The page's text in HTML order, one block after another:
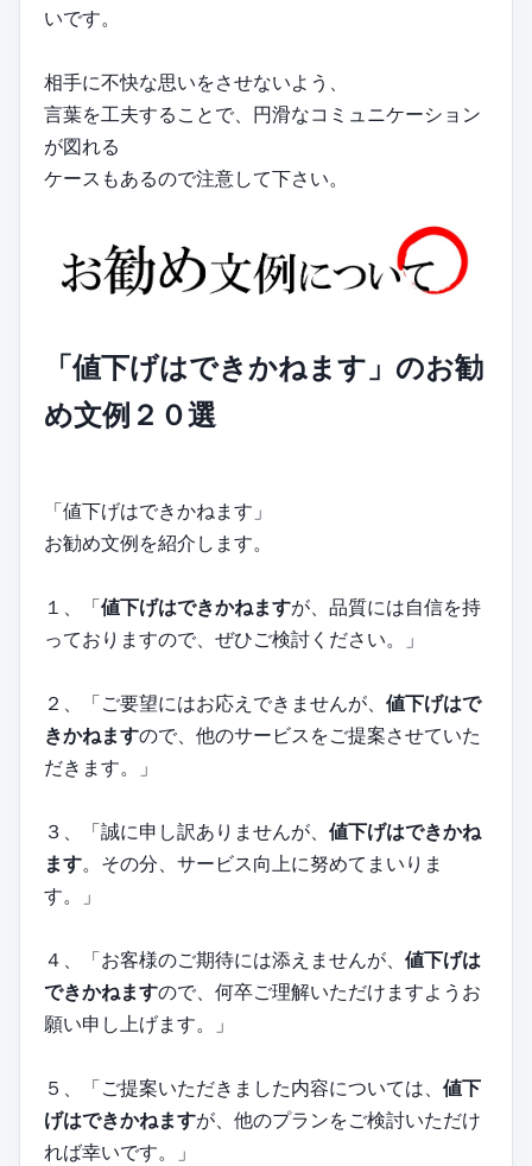
いです。
相手に不快な思いをさせないよう、
言葉を工夫することで、円滑なコミュニケーション
が図れる
ケースもあるので注意して下さい。
「値下げはできかねます」のお勧
め文例２０選
「値下げはできかねます」
お勧め文例を紹介します。
１、「値下げはできかねますが、品質には自信を持
っておりますので、ぜひご検討ください。」
２、「ご要望にはお応えできませんが、 値下げはで
きかねますので、他のサービスをご提案させていた
だきます。」
３、「誠に申し訳ありませんが、 値下げはできかね
ます。その分、サービス向上に努めてまいりま
す。」
４、「お客様のご期待には添えませんが、 値下げは
できかねますので、何卒ご理解いただけますようお
願い申し上げます。」
５、「ご提案いただきました内容については、 値下
げはできかねますが、他のプランをご検討いただけ
れば幸いです。」